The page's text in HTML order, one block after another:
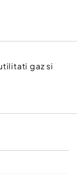
gaz si